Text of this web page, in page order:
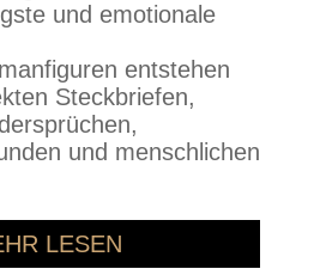
und emotionale
entstehen
Steckbriefen,
und menschlichen
LESEN